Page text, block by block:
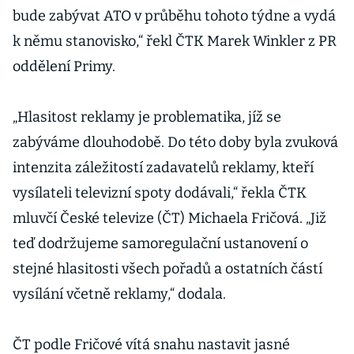
bude zabývat ATO v průběhu tohoto týdne a vydá
k němu stanovisko,“ řekl ČTK Marek Winkler z PR
oddělení Primy.
„Hlasitost reklamy je problematika, jíž se
zabýváme dlouhodobě. Do této doby byla zvuková
intenzita záležitostí zadavatelů reklamy, kteří
vysílateli televizní spoty dodávali,“ řekla ČTK
mluvčí České televize (ČT) Michaela Fričová. „Již
teď dodržujeme samoregulační ustanovení o
stejné hlasitosti všech pořadů a ostatních částí
vysílání včetně reklamy,“ dodala.
ČT podle Fričové vítá snahu nastavit jasné